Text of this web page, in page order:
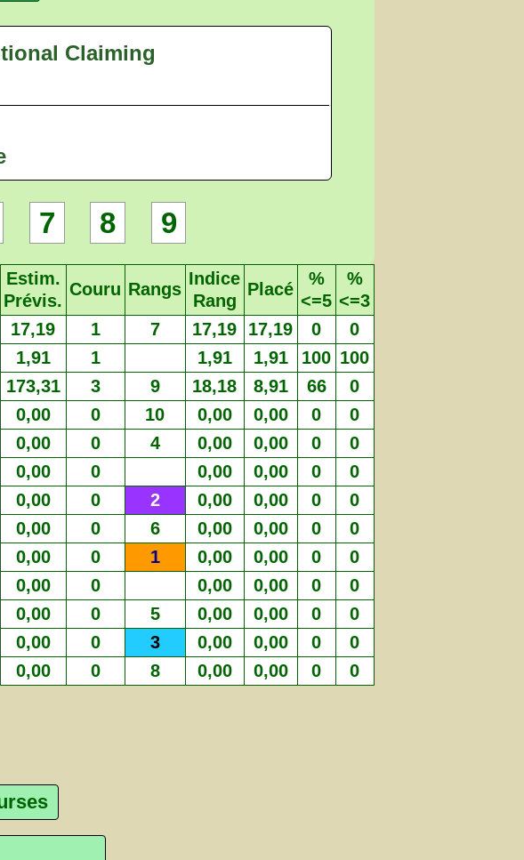
Claiming
7 8 9
Estim.
Prévis.
Couru Rangs
Indice
Rang
Placé
%
<=5
%
<=3
17,19 1 7 17,19 17,19 0 0
1,91 1 1,91 1,91 100 100
173,31 3 9 18,18 8,91 66 0
0,00 0 10 0,00 0,00 0 0
0,00 0 4 0,00 0,00 0 0
0,00 0 0,00 0,00 0 0
0,00 0 2 0,00 0,00 0 0
0,00 0 6 0,00 0,00 0 0
0,00 0 1 0,00 0,00 0 0
0,00 0 0,00 0,00 0 0
0,00 0 5 0,00 0,00 0 0
0,00 0 3 0,00 0,00 0 0
0,00 0 8 0,00 0,00 0 0